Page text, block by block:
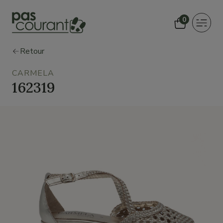
0
Toggle
Retour
CARMELA
162319